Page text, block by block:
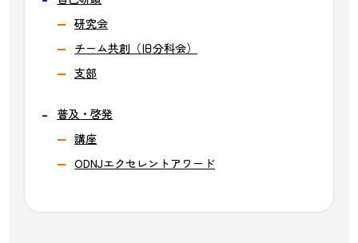
研究会
チーム共創（旧分科会）
支部
普及・啓発
講座
ODNJエクセレントアワード